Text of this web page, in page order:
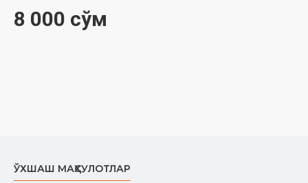
8 000 сўм
ЎХШАШ МАҲСУЛОТЛАР